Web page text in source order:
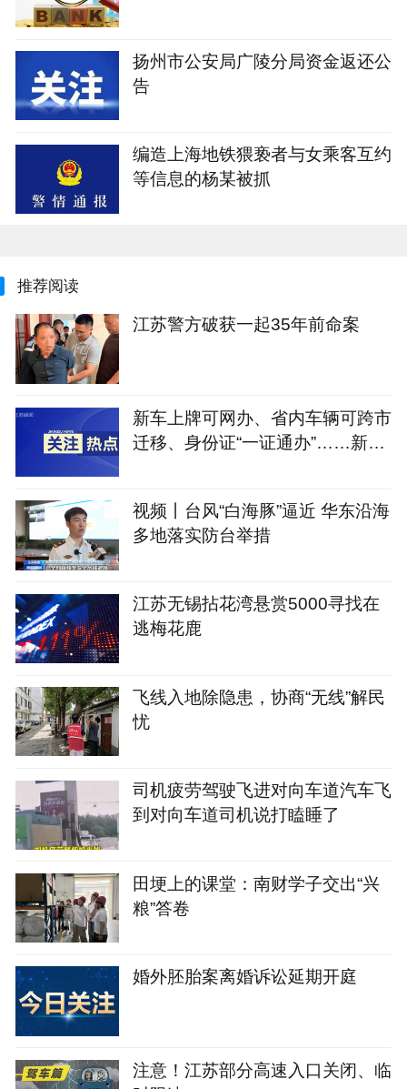
扬州市公安局广陵分局资金返还公
告
编造上海地铁猥亵者与女乘客互约
等信息的杨某被抓
推荐阅读
江苏警方破获一起35年前命案
新车上牌可网办、省内车辆可跨市
迁移、身份证“一证通办”……新修
视频丨台风“白海豚”逼近 华东沿海
多地落实防台举措
江苏无锡拈花湾悬赏5000寻找在
逃梅花鹿
飞线入地除隐患，协商“无线”解民
忧
司机疲劳驾驶飞进对向车道汽车飞
到对向车道司机说打瞌睡了
田埂上的课堂：南财学子交出“兴
粮”答卷
婚外胚胎案离婚诉讼延期开庭
注意！江苏部分高速入口关闭、临